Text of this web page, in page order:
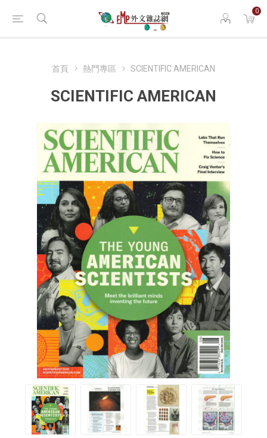
0
首頁 熱門專區 SCIENTIFIC AMERICAN
SCIENTIFIC AMERICAN